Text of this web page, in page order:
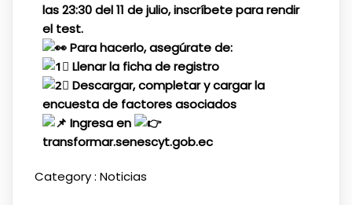
las 23:30 del 11 de julio, inscríbete para rendir
el test.
Para hacerlo, asegúrate de:
Llenar la ficha de registro
Descargar, completar y cargar la
encuesta de factores asociados
Ingresa en
transformar.senescyt.gob.ec
Category : Noticias